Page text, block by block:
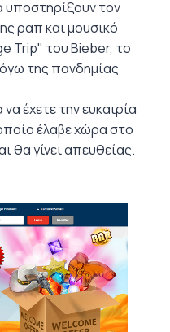
υποστηρίξουν τον
ραπ και μουσικό
Trip" του Bieber, το
της πανδημίας
έχετε την ευκαιρία
έλαβε χώρα στο
θα γίνει απευθείας.